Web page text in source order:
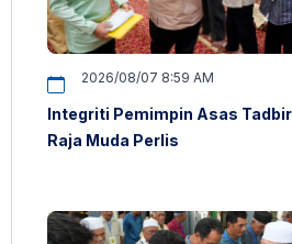
2026/08/07 8:59 AM
Integriti Pemimpin Asas
Raja Muda Perlis